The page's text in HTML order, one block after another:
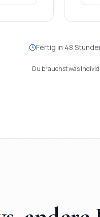
Fertig in 48
Du brauchst was